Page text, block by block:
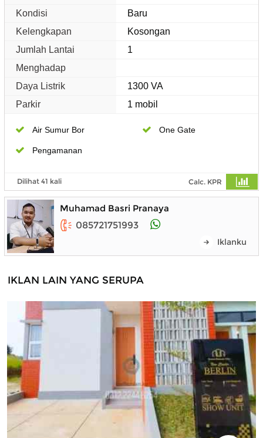
Kondisi
Baru
Kelengkapan
Kosongan
Jumlah Lantai
1
Menghadap
Daya Listrik
1300 VA
Parkir
1 mobil
Air Sumur Bor One Gate
Pengamanan
Dilihat 41 kali Calc. KPR
Muhamad Basri Pranaya
085721751993
Iklanku
IKLAN LAIN YANG SERUPA